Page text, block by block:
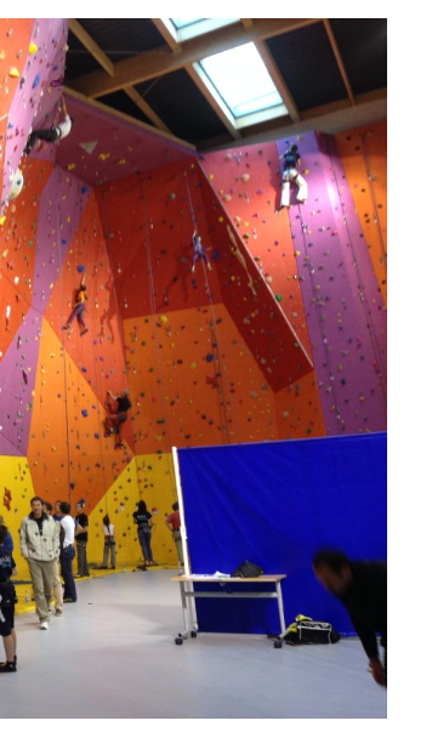
de
non
ASSA